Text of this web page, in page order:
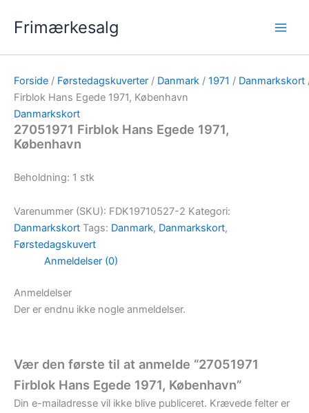
Frimærkesalg
Forside / Førstedagskuverter / Danmark / 1971 / Danmarkskort
Firblok Hans Egede 1971, København
Danmarkskort
27051971 Firblok Hans Egede 1971,
København
Beholdning: 1 stk
Varenummer (SKU): FDK19710527-2 Kategori:
Danmarkskort Tags: Danmark, Danmarkskort,
Førstedagskuvert
Anmeldelser (0)
Anmeldelser
Der er endnu ikke nogle anmeldelser.
Vær den første til at anmelde “27051971
Firblok Hans Egede 1971, København”
Din e-mailadresse vil ikke blive publiceret. Krævede felter er